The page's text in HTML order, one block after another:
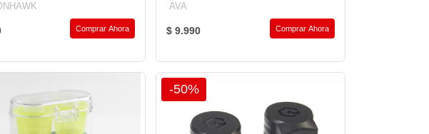
Comprar Ahora
AVA
$ 9.990 Comprar Ahora
-50%